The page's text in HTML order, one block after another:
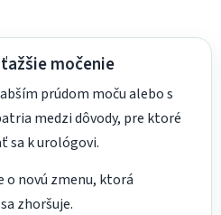
močenie
prúdom moču alebo s
medzi dôvody, pre ktoré
sa k urológovi.
o novú zmenu, ktorá
zhoršuje.